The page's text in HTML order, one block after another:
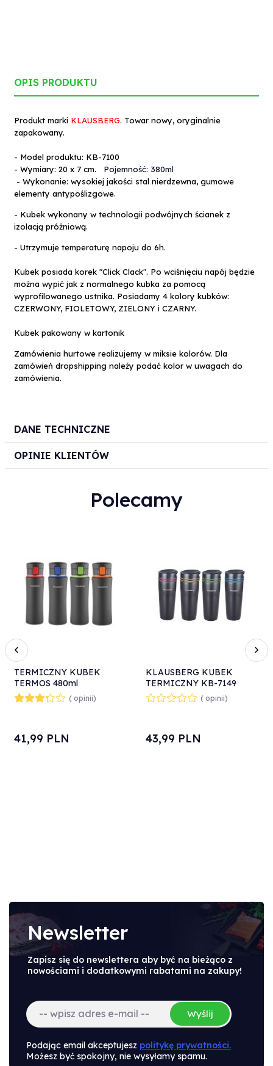
OPIS PRODUKTU
Produkt marki KLAUSBERG. Towar nowy, oryginalnie
zapakowany.
- Model produktu: KB-7100
- Wymiary: 20 x 7 cm. Pojemność: 380ml
- Wykonanie: wysokiej jakości stal nierdzewna, gumowe
elementy antypoślizgowe.
- Kubek wykonany w technologii podwójnych ścianek z
izolacją próżniową.
- Utrzymuje temperaturę napoju do 6h.
Kubek posiada korek "Click Clack". Po wciśnięciu napój będzie
można wypić jak z normalnego kubka za pomocą
wyprofilowanego ustnika. Posiadamy 4 kolory kubków:
CZERWONY, FIOLETOWY, ZIELONY i CZARNY.
Kubek pakowany w kartonik
Zamówienia hurtowe realizujemy w miksie kolorów. Dla
zamówień dropshipping należy podać kolor w uwagach do
zamówienia.
DANE TECHNICZNE
OPINIE KLIENTÓW
Polecamy
TERMICZNY KUBEK
TERMOS 480ml
KLAUSBERG KB-7103
AUTOMAT
( opinii)
41,99 PLN
KLAUSBERG KUBEK
TERMICZNY KB-7149
380ml
( opinii)
43,99 PLN
Newsletter
Zapisz się do newslettera aby być na bieżąco z
nowościami i dodatkowymi rabatami na zakupy!
Wyślij
Podając email akceptujesz politykę prywatności.
Możesz być spokojny, nie wysyłamy spamu.